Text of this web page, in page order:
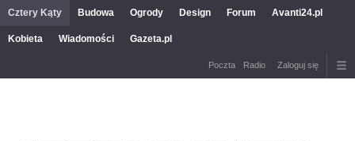
Cztery Kąty Budowa Ogrody Design Forum Avanti24.pl
Kobieta Wiadomości Gazeta.pl
Poczta Radio Zaloguj się